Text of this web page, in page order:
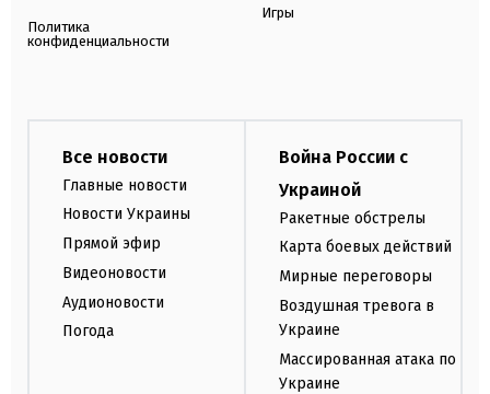
Политика
конфиденциальности
Игры
Все новости
Главные новости
Новости Украины
Прямой эфир
Видеоновости
Аудионовости
Погода
Война России с
Украиной
Ракетные обстрелы
Карта боевых действий
Мирные переговоры
Воздушная тревога в
Украине
Массированная атака по
Украине